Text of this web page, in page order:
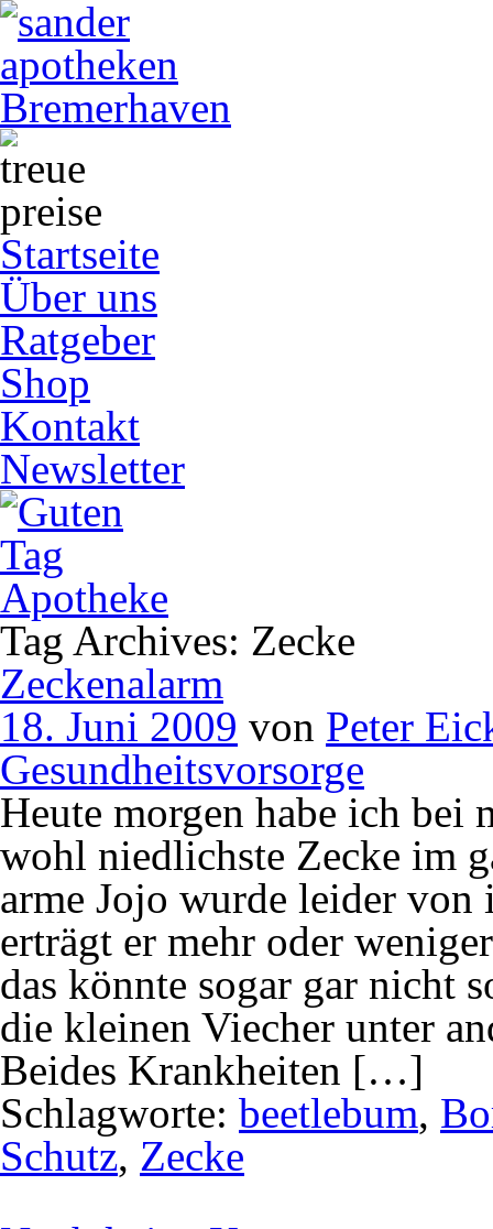
Startseite
Über uns
Ratgeber
Shop
Kontakt
Newsletter
Tag Archives: Zecke
Zeckenalarm
18. Juni 2009 von Peter
Gesundheitsvorsorge
Heute morgen habe ich bei
wohl niedlichste Zecke im
arme Jojo wurde leider
erträgt er mehr oder
das könnte sogar gar nicht
die kleinen Viecher unter
Beides Krankheiten […]
Schlagworte: beetlebum,
Schutz, Zecke